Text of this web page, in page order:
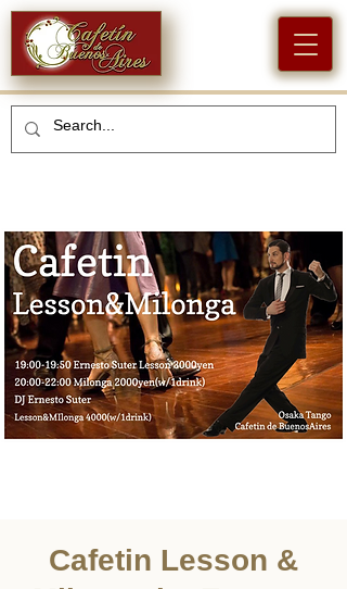
Cafetin Lesson &